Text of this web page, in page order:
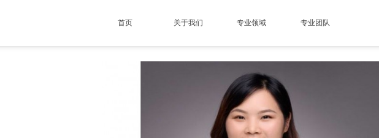
首页 关于我们 专业领域 专业团队